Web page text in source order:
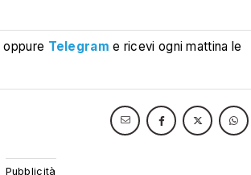
oppure Telegram e ricevi ogni mattina le